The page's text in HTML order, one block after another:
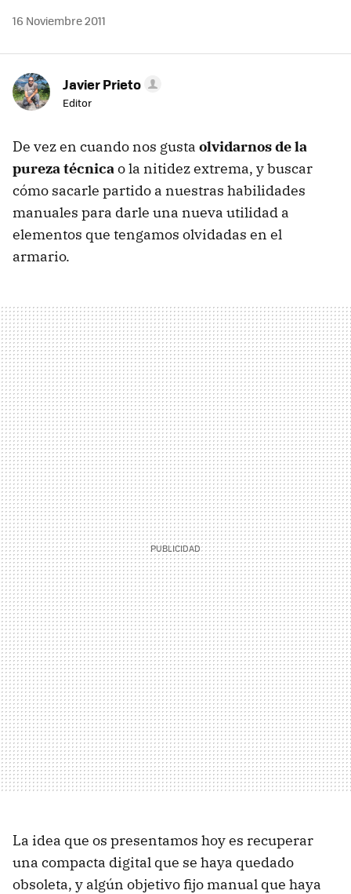
16 Noviembre 2011
Javier Prieto
Editor
De vez en cuando nos gusta olvidarnos de la
pureza técnica o la nitidez extrema, y buscar
cómo sacarle partido a nuestras habilidades
manuales para darle una nueva utilidad a
elementos que tengamos olvidadas en el
armario.
La idea que os presentamos hoy es recuperar
una compacta digital que se haya quedado
obsoleta, y algún objetivo fijo manual que haya